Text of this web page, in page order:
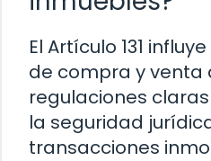
El Artículo 131
de compra y venta
regulaciones
la seguridad
transacciones